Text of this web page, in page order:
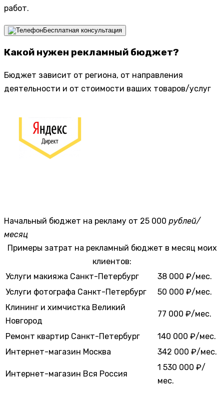
работ.
Бесплатная консультация
Какой нужен рекламный бюджет?
Бюджет зависит от региона, от направления
деятельности и от стоимости ваших товаров/услуг
Начальный бюджет на рекламу от 25 000 рублей/
месяц
Примеры затрат на рекламный бюджет в месяц моих
клиентов:
Услуги макияжа Санкт-Петербург
38 000 ₽/мес.
Услуги фотографа Санкт-Петербург
50 000 ₽/мес.
Клининг и химчистка Великий
Новгород
77 000 ₽/мес.
Ремонт квартир Санкт-Петербург
140 000 ₽/мес.
Интернет-магазин Москва 342 000 ₽/мес.
Интернет-магазин Вся Россия
1 530 000 ₽/
мес.